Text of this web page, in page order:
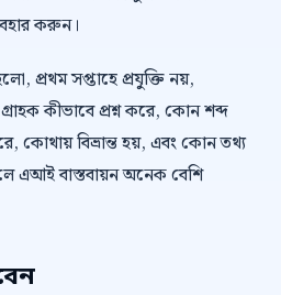
করুন।
প্রথম সপ্তাহে প্রযুক্তি নয়,
কীভাবে প্রশ্ন করে, কোন শব্দ
কোথায় বিভ্রান্ত হয়, এবং কোন তথ্য
এআই বাস্তবায়ন অনেক বেশি